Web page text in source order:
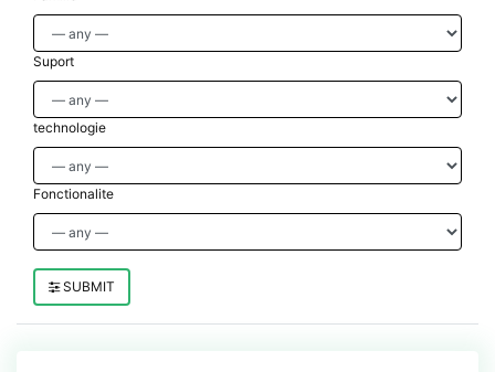
Suport
technologie
Fonctionalite
SUBMIT